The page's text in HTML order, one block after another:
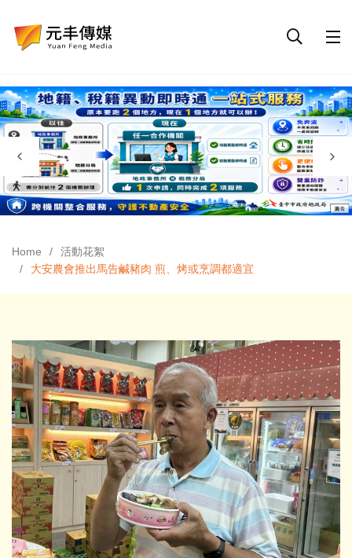
Home
活動花絮
大安農會推出馬告鹹豬肉 煎、烤或烹調都適宜